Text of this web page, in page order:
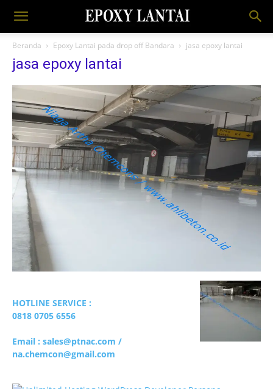
Beranda Epoxy Lantai pada drop off Bandara jasa epoxy lantai
jasa epoxy lantai